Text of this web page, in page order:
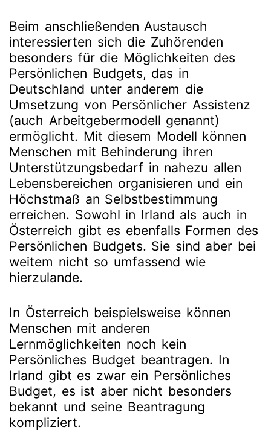
Beim anschließenden Austausch
interessierten sich die Zuhörenden
besonders für die Möglichkeiten des
Persönlichen Budgets, das in
Deutschland unter anderem die
Umsetzung von Persönlicher Assistenz
(auch Arbeitgebermodell genannt)
ermöglicht. Mit diesem Modell können
Menschen mit Behinderung ihren
Unterstützungsbedarf in nahezu allen
Lebensbereichen organisieren und ein
Höchstmaß an Selbstbestimmung
erreichen. Sowohl in Irland als auch in
Österreich gibt es ebenfalls Formen des
Persönlichen Budgets. Sie sind aber bei
weitem nicht so umfassend wie
hierzulande.
In Österreich beispielsweise können
Menschen mit anderen
Lernmöglichkeiten noch kein
Persönliches Budget beantragen. In
Irland gibt es zwar ein Persönliches
Budget, es ist aber nicht besonders
bekannt und seine Beantragung
kompliziert.